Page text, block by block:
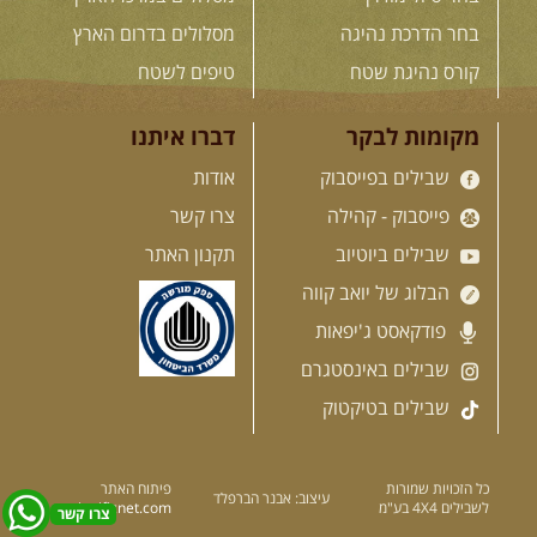
המגדלים של הקווקז
הקווקז הגבוה מחכה לכם: נתיבי שטח
[המשך]
23-29.09.2026
- סוכות – טיול
ג'יפים גאורגיה: שטח פראי, לב
בין רכס הקווקז הנמוך לגבוה, בין נהרות
שוצפים למעברי הרים ...
[המשך]
לכל המסעות בעולם
בחר הדרכת נהיגה
קורס נהיגת שטח
מסלולים בדרום הארץ
טיפים לשטח
מקומות לבקר
שבילים בפייסבוק
פייסבוק - קהילה
שבילים ביוטיוב
הבלוג של יואב קווה
פודקאסט ג'יפאות
שבילים באינסטגרם
שבילים בטיקטוק
דברו איתנו
אודות
צרו קשר
תקנון האתר
כל הזכויות שמורות
לשבילים 4X4 בע"מ
עיצוב: אבנר הברפלד
פיתוח האתר
significnet.com